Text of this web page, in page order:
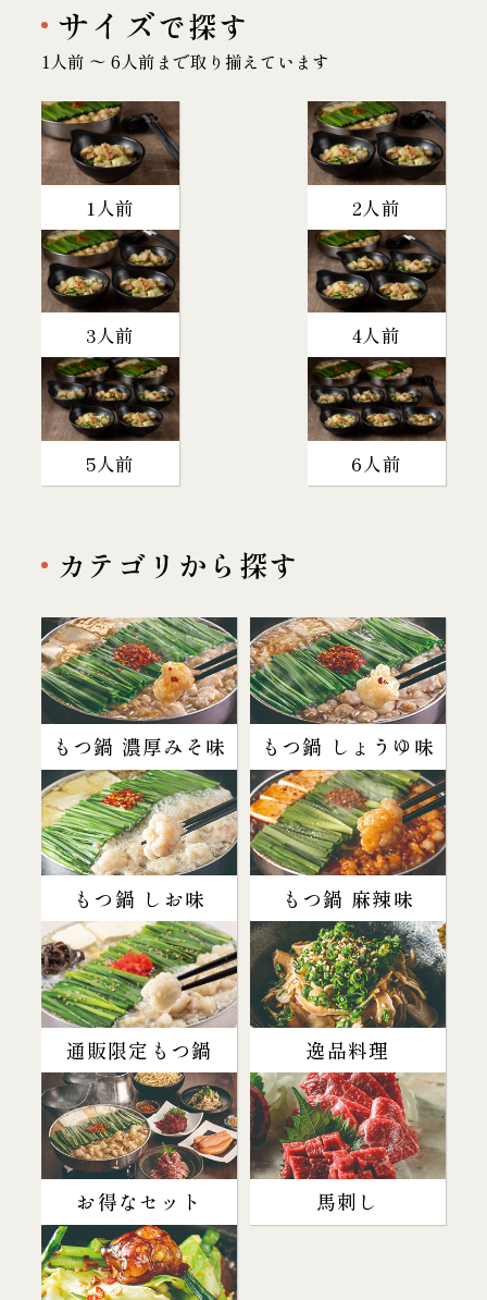
サイズで探す
1人前 〜 6人前まで取り揃えています
1人前 2人前
3人前 4人前
5人前 6人前
カテゴリから探す
もつ鍋 濃厚みそ味 もつ鍋 しょうゆ味
もつ鍋 しお味 もつ鍋 麻辣味
通販限定もつ鍋 逸品料理
お得なセット 馬刺し